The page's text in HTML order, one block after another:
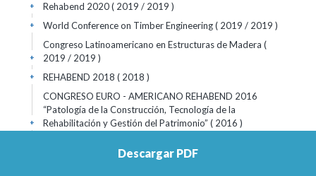
Rehabend 2020( 2019 / 2019 )
+
World Conference on Timber Engineering( 2019 / 2019 )
+
Congreso Latinoamericano en Estructuras de Madera (
2019 / 2019 )
+
REHABEND 2018 ( 2018 )
+
CONGRESO EURO - AMERICANO REHABEND 2016
“Patología de la Construcción, Tecnología de la
Rehabilitación y Gestión del Patrimonio” ( 2016 )
+
Descargar PDF